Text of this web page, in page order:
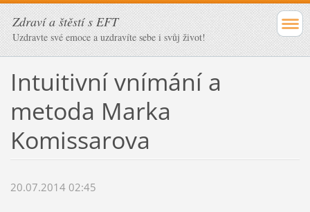
Zdraví a štěstí s EFT
Uzdravte své emoce a uzdravíte sebe i svůj život!
Intuitivní vnímání a
metoda Marka
Komissarova
20.07.2014 02:45